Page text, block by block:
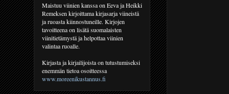
Maistuu viinien kanssa on Eeva ja Heikki
Remeksen kirjoittama kirjasarja viineistä
ja ruoasta kiinnostuneille. Kirjojen
tavoitteena on lisätä suomalaisten
viinitietämystä ja helpottaa viinien
valintaa ruoalle.
Kirjasta ja kirjailijoista on tutustumiseksi
enemmän tietoa osoitteessa
www.moreenikustannus.fi